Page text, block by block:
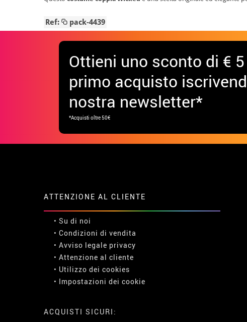
Ref: pack-4439
Ottieni uno sconto di €
primo acquisto
nostra newsletter*
*Acquisti oltre 50€
ATTENZIONE AL CLIENTE
• Su di noi
• Condizioni di vendita
• Avviso legale privacy
• Attenzione al cliente
• Utilizzo dei cookies
• Impostazioni dei cookie
ACQUISTI SICURI: